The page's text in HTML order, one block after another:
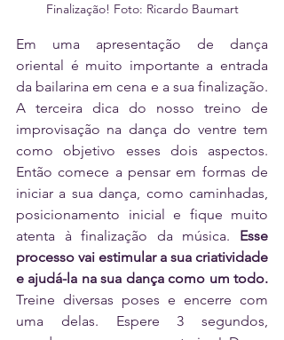
Finalização! Foto: Ricardo Baumart
Em uma apresentação de dança
oriental é muito importante a entrada
da bailarina em cena e a sua finalização.
A terceira dica do nosso treino de
improvisação na dança do ventre tem
como objetivo esses dois aspectos.
Então comece a pensar em formas de
iniciar a sua dança, como caminhadas,
posicionamento inicial e fique muito
atenta à finalização da música. Esse
processo vai estimular a sua criatividade
e ajudá-la na sua dança como um todo.
Treine diversas poses e encerre com
uma delas. Espere 3 segundos,